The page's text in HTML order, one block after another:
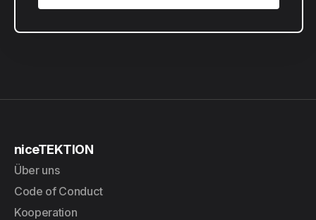
Tarif wählen
niceTEKTION
Über uns
Code of Conduct
Kooperation